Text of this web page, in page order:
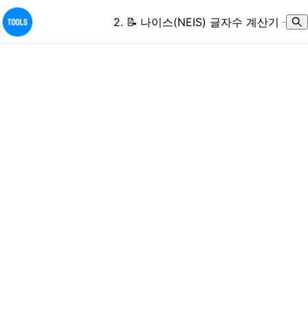
2. 📝 나이스(NEIS) 글자수 계산기 –